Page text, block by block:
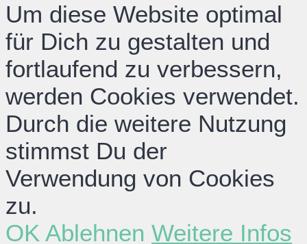
Um diese Website optimal
für Dich zu gestalten und
fortlaufend zu verbessern,
werden Cookies verwendet.
Durch die weitere Nutzung
stimmst Du der
Verwendung von Cookies
zu.
OK Ablehnen Weitere Infos